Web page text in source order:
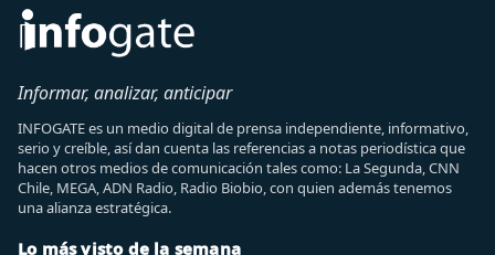
Informar, analizar, anticipar
INFOGATE es un medio digital de prensa independiente, informativo,
serio y creíble, así dan cuenta las referencias a notas periodística que
hacen otros medios de comunicación tales como: La Segunda, CNN
Chile, MEGA, ADN Radio, Radio Biobio, con quien además tenemos
una alianza estratégica.
Lo más visto de la semana